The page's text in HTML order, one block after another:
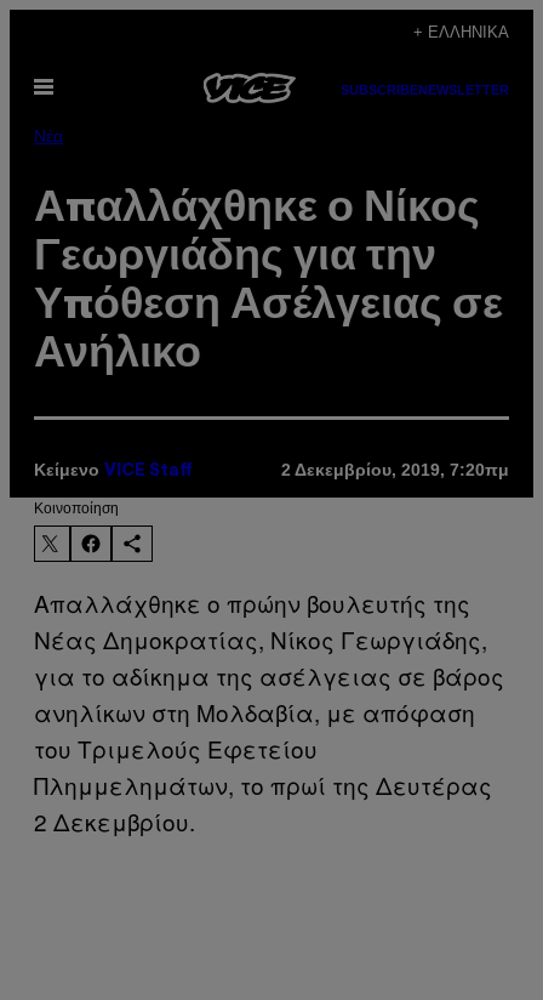
περιεχόμενο
+ ΕΛΛΗΝΙΚΆ
Ανοίξτε
SUBSCRIBENEWSLETTER
Νέα
Απαλλάχθηκε ο Νίκος
Γεωργιάδης για την
Υπόθεση Ασέλγειας σε
Ανήλικο
Κείμενο VICE Staff 2 Δεκεμβρίου, 2019, 7:20πμ
Kοινοποίηση
Απαλλάχθηκε o πρώην βουλευτής της
Νέας Δημοκρατίας, Νίκος Γεωργιάδης,
για το αδίκημα της ασέλγειας σε βάρος
ανηλίκων στη Μολδαβία, με απόφαση
του Τριμελούς Εφετείου
Πλημμελημάτων, το πρωί της Δευτέρας
2 Δεκεμβρίου.